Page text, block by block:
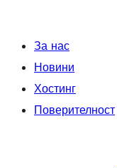
За нас
Новини
Хостинг
Поверителност